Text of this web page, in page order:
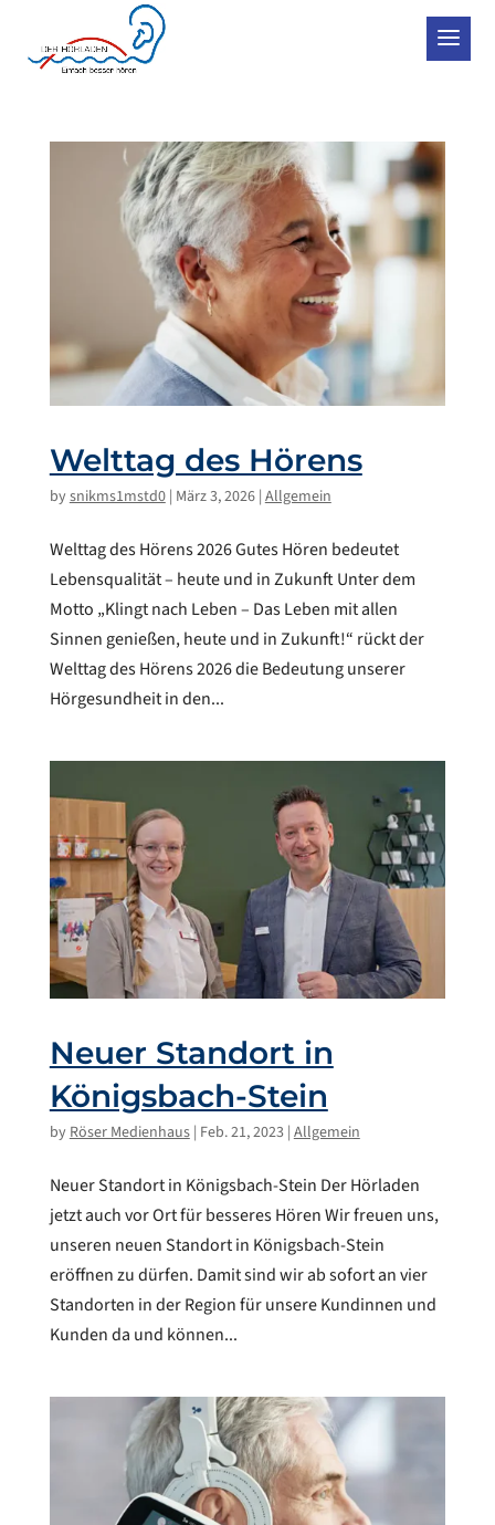
Welttag des Hörens
bysnikms1mstd0| März 3, 2026| Allgemein
Welttag des Hörens 2026 Gutes Hören bedeutet
Lebensqualität – heute und in Zukunft Unter dem
Motto „Klingt nach Leben – Das Leben mit allen
Sinnen genießen, heute und in Zukunft!“ rückt der
Welttag des Hörens 2026 die Bedeutung unserer
Hörgesundheit in den...
Neuer Standort in
Königsbach-Stein
by Röser Medienhaus| Feb. 21, 2023| Allgemein
Neuer Standort in Königsbach-Stein Der Hörladen
jetzt auch vor Ort für besseres Hören Wir freuen uns,
unseren neuen Standort in Königsbach-Stein
eröffnen zu dürfen. Damit sind wir ab sofort an vier
Standorten in der Region für unsere Kundinnen und
Kunden da und können...